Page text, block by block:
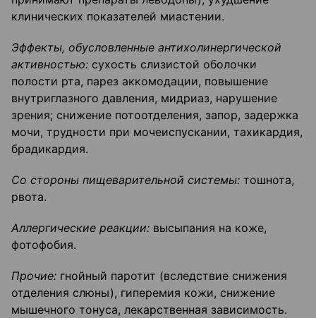
клинических показателей миастении.
Эффекты, обусловленные антихолинергической
активностью: сухость слизистой оболочки
полости рта, парез аккомодации, повышение
внутриглазного давления, мидриаз, нарушение
зрения; снижение потоотделения, запор, задержка
мочи, трудности при мочеиспускании, тахикардия,
брадикардия.
Со стороны пищеварительной системы: тошнота,
рвота.
Аллергические реакции: высыпания на коже,
фотофобия.
Прочие: гнойный паротит (вследствие снижения
отделения слюны), гиперемия кожи, снижение
мышечного тонуса, лекарственная зависимость.